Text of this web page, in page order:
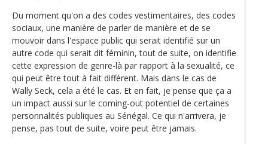
Du moment qu'on a des codes vestimentaires, des codes
sociaux, une manière de parler de manière et de se
mouvoir dans l'espace public qui serait identifié sur un
autre code qui serait dit féminin, tout de suite, on identifie
cette expression de genre-là par rapport à la sexualité, ce
qui peut être tout à fait différent. Mais dans le cas de
Wally Seck, cela a été le cas. Et en fait, je pense que ça a
un impact aussi sur le coming-out potentiel de certaines
personnalités publiques au Sénégal. Ce qui n'arrivera, je
pense, pas tout de suite, voire peut être jamais.